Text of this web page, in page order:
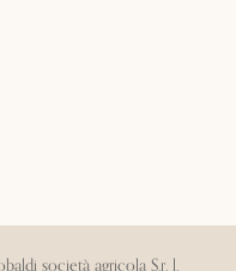
società agricola S.r. l.